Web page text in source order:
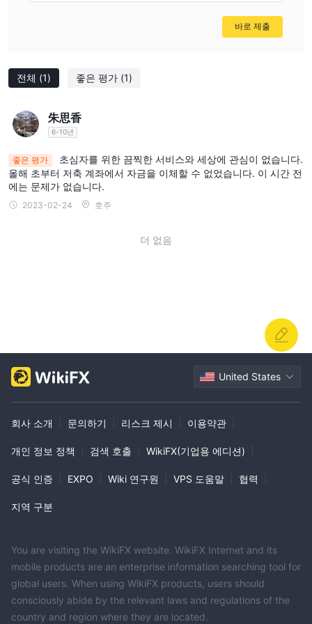
전체 (1) 좋은 평가 (1)
朱思香
6-10년
좋은 평가
초심자를 위한 끔찍한 서비스와 세상에 관심이 없습니다.
올해 초부터 저축 계좌에서 자금을 이체할 수 없었습니다. 이 시간 전
에는 문제가 없습니다.
2023-02-24 호주
더 없음
바로 제출
United States
회사 소개 문의하기 리스크 제시 이용약관
개인 정보 정책 검색 호출 WikiFX(기업용 에디션)
공식 인증 EXPO Wiki 연구원 VPS 도움말 협력
지역 구분
You are visiting the WikiFX website. WikiFX Internet and its
mobile products are an enterprise information searching tool for
global users. When using WikiFX products, users should
consciously abide by the relevant laws and regulations of the
country and region where they are located.